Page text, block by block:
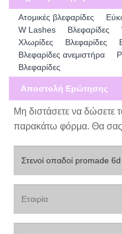
Ατομικές βλεφαρίδες
W Lashes
Βλεφαρίδες
Χλωρίδες
Βλεφαρίδες
Βλεφαρίδες ανεμιστήρα
Βλεφαρίδες
Αποστολή Ερώτησης
Μη διστάσετε να δώσετε
παρακάτω φόρμα. Θα